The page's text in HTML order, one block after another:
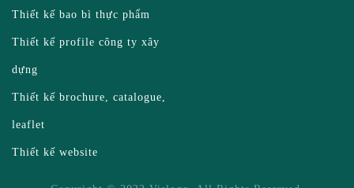
Thiết kế bao bì thực phẩm
Thiết kế profile công ty xây
dựng
Thiết kế brochure, catalogue,
leaflet
Thiết kế website